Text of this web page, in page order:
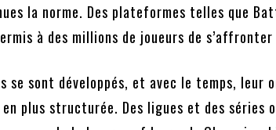
la norme. Des plateformes telles que
à des millions de joueurs de s’affronter
se sont développés, et avec le temps, leur
en plus structurée. Des ligues et des séries